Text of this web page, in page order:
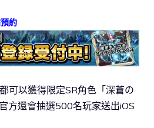
約
可以獲得限定SR角色「深蒼の
方還會抽選500名玩家送出iOS